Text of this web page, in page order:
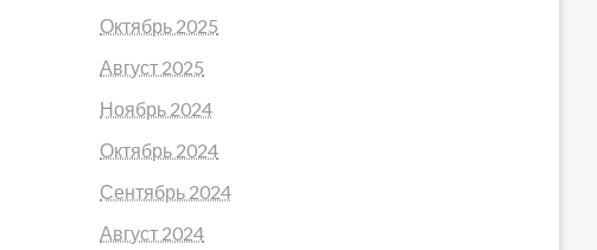
Октябрь 2025
Август 2025
Ноябрь 2024
Октябрь 2024
Сентябрь 2024
Август 2024